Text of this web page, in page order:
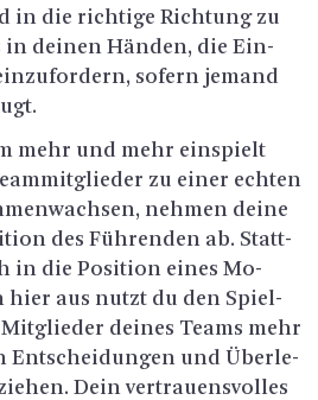
in die rich­ti­ge Rich­tung zu
in dei­nen Hän­den, die Ein­
so­fern je­mand
mehr und mehr ein­spielt
zu einer ech­ten
neh­men deine
des Füh­ren­den ab. Statt­
in die Po­si­ti­on eines Mo­
hier aus nutzt du den Spiel­
dei­nes Teams mehr
Ent­schei­dun­gen und Über­le­
Dein ver­trau­ens­vol­les